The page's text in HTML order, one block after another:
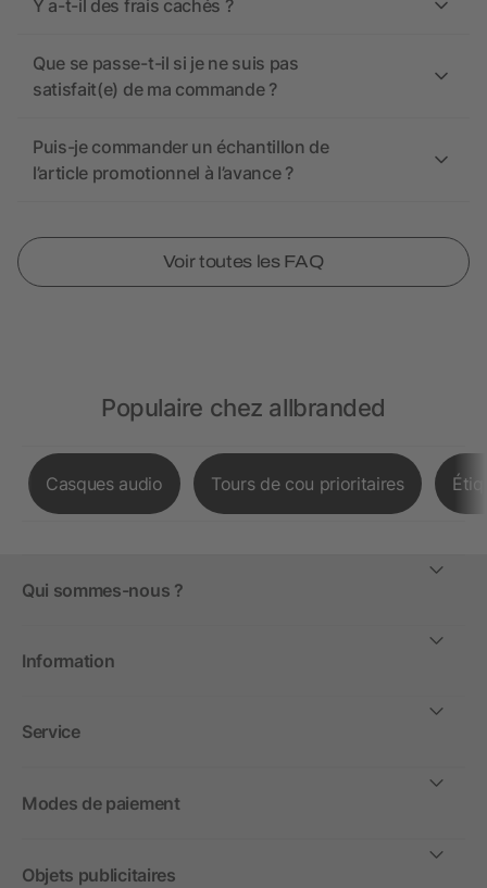
Y a-t-il des frais cachés ?
Que se passe-t-il si je ne suis pas
satisfait(e) de ma commande ?
Puis-je commander un échantillon de
l’article promotionnel à l’avance ?
Voir toutes les FAQ
Populaire chez allbranded
Casques audio Tours de cou prioritaires
Qui sommes-nous ?
Information
Service
Modes de paiement
Objets publicitaires